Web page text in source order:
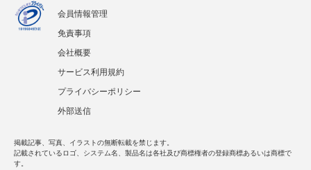
会員情報管理
免責事項
会社概要
サービス利用規約
プライバシーポリシー
外部送信
掲載記事、写真、イラストの無断転載を禁じます。
記載されているロゴ、システム名、製品名は各社及び商標権者の登録商標あるいは商標で
す。